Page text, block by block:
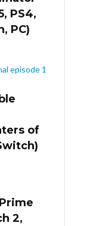
PS4,
PC)
of
2,